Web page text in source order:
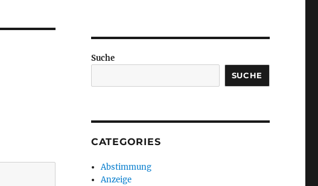
Suche
SUCHE
CATEGORIES
Abstimmung
Anzeige